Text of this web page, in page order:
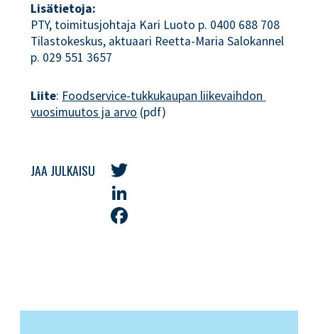
Lisätietoja:
PTY, toimitusjohtaja Kari Luoto p. 0400 688 708
Tilastokeskus, aktuaari Reetta-Maria Salokannel
p. 029 551 3657
Liite: Foodservice-tukkukaupan liikevaihdon
vuosimuutos ja arvo (pdf)
JAA JULKAISU
Twitter
LinkedIn